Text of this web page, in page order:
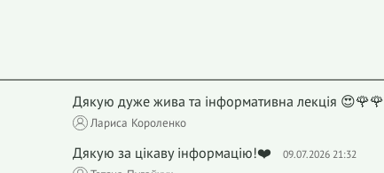
Дякую дуже жива та інформативна лекція 😍🌹🌹
Лариса Короленко
Дякую за цікаву інформацію!❤️ 09.07.2026 21:32